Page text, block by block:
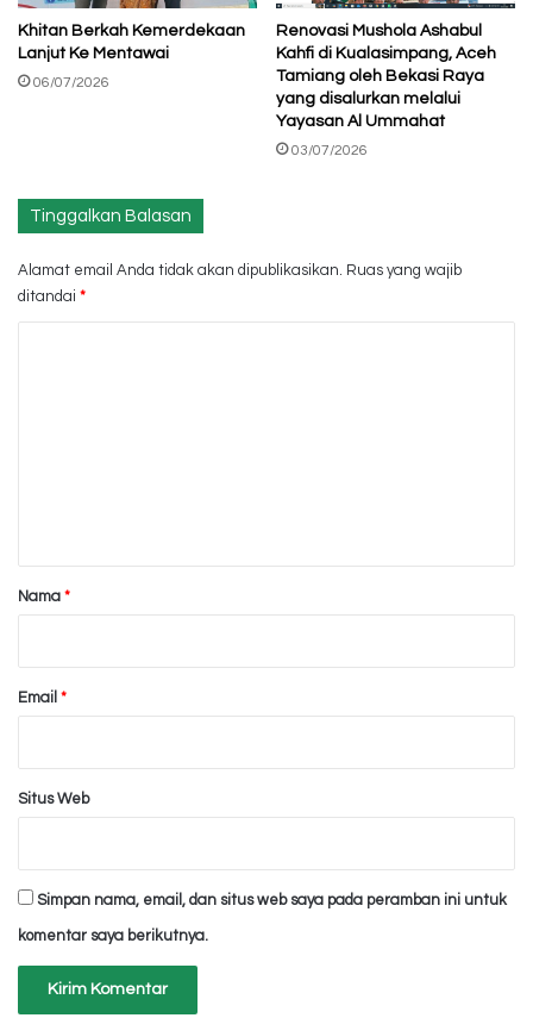
Khitan Berkah Kemerdekaan
Lanjut Ke Mentawai
06/07/2026
Renovasi Mushola Ashabul
Kahfi di Kualasimpang, Aceh
Tamiang oleh Bekasi Raya
yang disalurkan melalui
Yayasan Al Ummahat
03/07/2026
Tinggalkan Balasan
Alamat email Anda tidak akan dipublikasikan. Ruas yang wajib
ditandai *
rNama *
Email *
Situs Web
Simpan nama, email, dan situs web saya pada peramban ini untuk
komentar saya berikutnya.